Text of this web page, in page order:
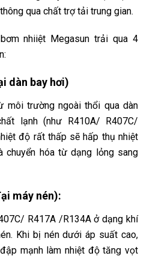
qua chất trợ tải trung gian.
nhiiệt Megasun trải qua 4
dàn bay hơi)
môi trường ngoài thổi qua dàn
lạnh (như R410A/ R407C/
độ rất thấp sẽ hấp thụ nhiệt
chuyển hóa từ dạng lỏng sang
máy nén):
R417A /R134A ở dạng khí
Khi bị nén dưới áp suất cao,
mạnh làm nhiệt độ tăng vọt